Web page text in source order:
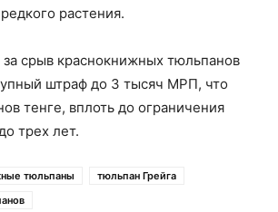
растения.
срыв краснокнижных тюльпанов
штраф до 3 тысяч МРП, что
тенге, вплоть до ограничения
трех лет.
тюльпаны
тюльпан Грейга